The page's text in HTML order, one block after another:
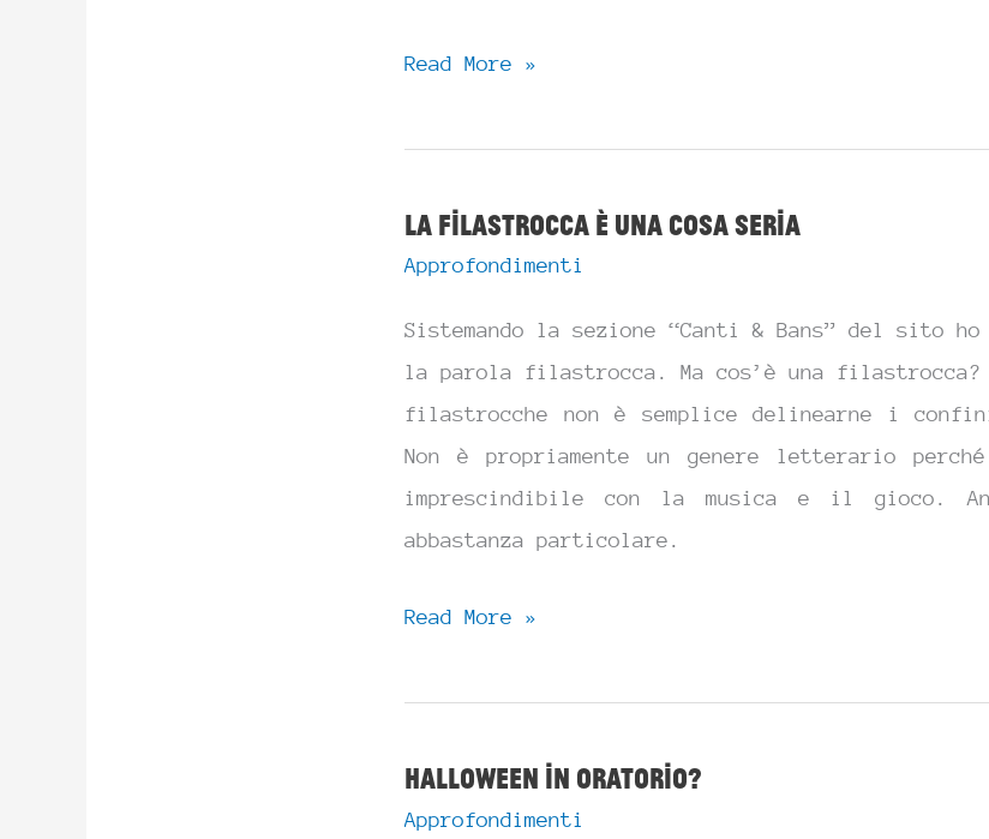
Santi
Defunti,
festa
e
Read More »
La filastrocca è una cosa seria
Approfondimenti
Sistemando la sezione “Canti & Bans” del sito ho
la parola filastrocca. Ma cos’è una filastrocca?
filastrocche non è semplice delinearne i
Non è propriamente un genere letterario
imprescindibile con la musica e il gioco.
abbastanza particolare.
La
è
cosa
seria
Read More »
Halloween in oratorio?
Approfondimenti